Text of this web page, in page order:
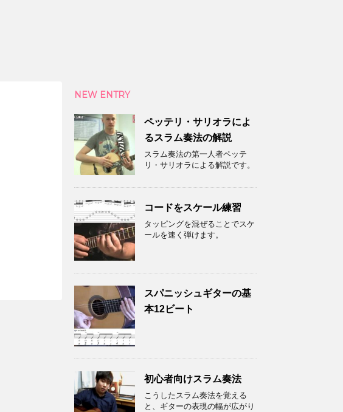
NEW ENTRY
ペッテリ・サリオラによ
るスラム奏法の解説
スラム奏法の第一人者ペッテ
リ・サリオラによる解説です。
コードをスケール練習
タッピングを混ぜることでスケ
ールを速く弾けます。
スパニッシュギターの基
本12ビート
初心者向けスラム奏法
こうしたスラム奏法を覚える
と、ギターの表現の幅が広がり